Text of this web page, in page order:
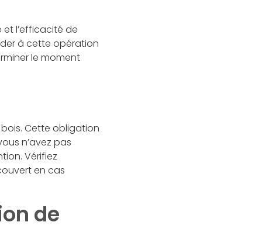
l’efficacité de
à cette opération
le moment
Cette obligation
n’avez pas
Vérifiez
en cas
de